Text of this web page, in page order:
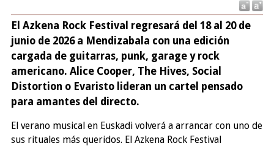
El Azkena Rock Festival regresará del 18 al 20 de
junio de 2026 a Mendizabala con una edición
cargada de guitarras, punk, garage y rock
americano. Alice Cooper, The Hives, Social
Distortion o Evaristo lideran un cartel pensado
para amantes del directo.
El verano musical en Euskadi volverá a arrancar con uno de
sus rituales más queridos. El Azkena Rock Festival